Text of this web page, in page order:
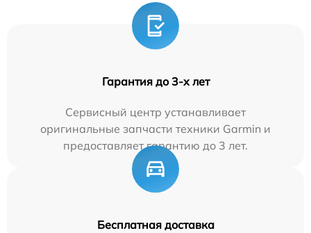
Гарантия до 3-х лет
Сервисный центр устанавливает
оригинальные запчасти техники Garmin и
предоставляет гарантию до 3 лет.
Бесплатная доставка